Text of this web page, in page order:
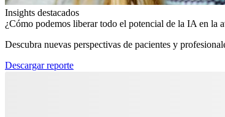
Insights destacados
¿Cómo podemos liberar todo el potencial de la IA en la
Descubra nuevas perspectivas de pacientes y
Descargar reporte